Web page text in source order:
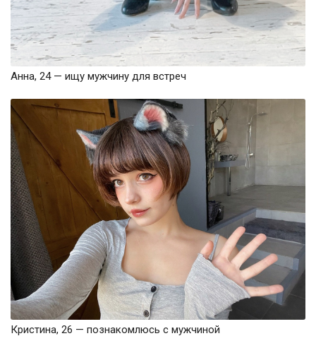
Анна, 24 — ищу мужчину для встреч
Кристина, 26 — познакомлюсь с мужчиной